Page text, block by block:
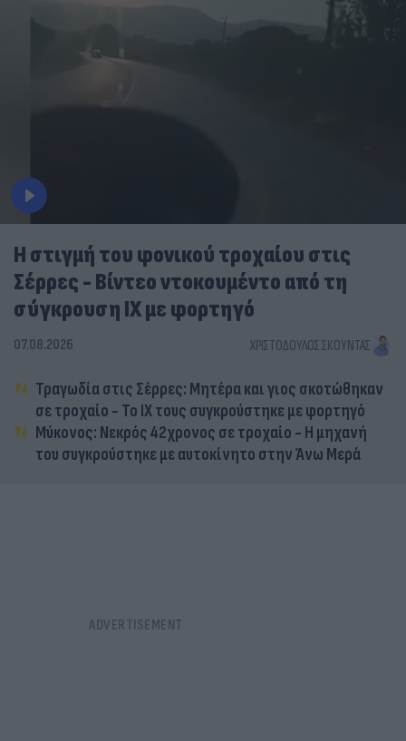
Η στιγμή του φονικού τροχαίου στις
Σέρρες - Βίντεο ντοκουμέντο από τη
σύγκρουση ΙΧ με φορτηγό
07.08.2026 ΧΡΙΣΤΌΔΟΥΛΟΣ ΣΚΟΎΝΤΑΣ
Τραγωδία στις Σέρρες: Μητέρα και γιος σκοτώθηκαν
σε τροχαίο - Το ΙΧ τους συγκρούστηκε με φορτηγό
Μύκονος: Νεκρός 42χρονος σε τροχαίο - Η μηχανή
του συγκρούστηκε με αυτοκίνητο στην Άνω Μερά